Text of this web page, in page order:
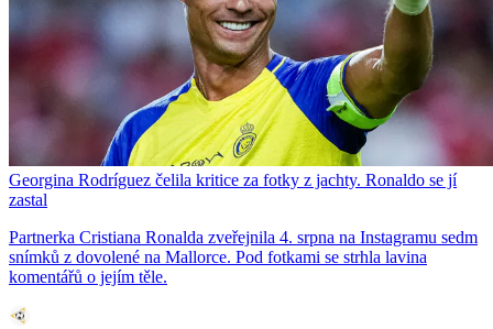
Georgina Rodríguez čelila kritice za fotky z jachty. Ronaldo se jí
zastal
Partnerka Cristiana Ronalda zveřejnila 4. srpna na Instagramu sedm
snímků z dovolené na Mallorce. Pod fotkami se strhla lavina
komentářů o jejím těle.